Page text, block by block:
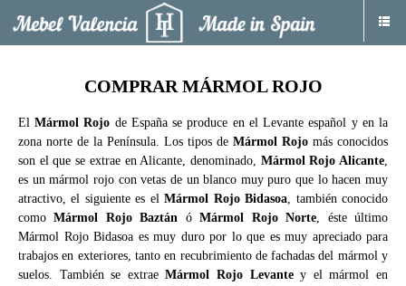
COMPRAR MÁRMOL ROJO
ElMármol Rojo de España se produce en el Levante español y en la
zona norte de la Península. Los tipos de Mármol Rojo más conocidos
son el que se extrae en Alicante, denominado, Mármol Rojo Alicante,
es un mármol rojo con vetas de un blanco muy puro que lo hacen muy
atractivo, el siguiente es elMármol Rojo Bidasoa, también conocido
comoMármol Rojo Baztán óMármol Rojo Norte, éste último
Mármol Rojo Bidasoa es muy duro por lo que es muy apreciado para
trabajos en exteriores, tanto en recubrimiento de fachadas del mármol y
suelos. También se extraeMármol Rojo Levantey el mármol en